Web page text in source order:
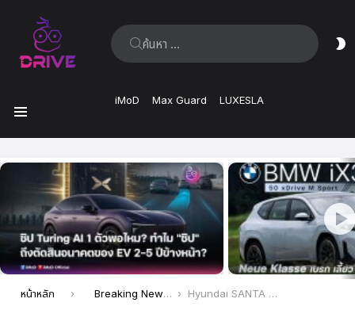
ค้นหา:
iMoD Max Guard LUXESLA
ล่าสุด
คุณอยู่ที่นี่:
หน้าหลัก Breaking News Hyundai SANTA FE รถ SUV ขนาดใหญ่ทรง BOXY 6 ที่นั่ง เริ่ม 1.599 ล้าน บอกเลยว่าขับดีมาก!